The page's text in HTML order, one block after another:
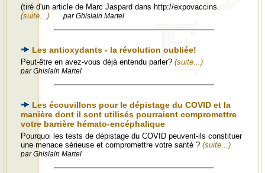
(tiré d'un article de Marc Jaspard dans http://expovaccins.
(suite...)
par Ghislain Martel
Les antioxydants - la révolution oubliée!
Peut-être en avez-vous déjà entendu parler? (suite...)
par Ghislain Martel
Les écouvillons pour le dépistage du COVID et la
manière dont il sont utilisés pourraient compromettre
votre barrière hémato-encéphalique
Pourquoi les tests de dépistage du COVID peuvent-ils constituer
une menace sérieuse et compromettre votre santé ? (suite...)
par Ghislain Martel